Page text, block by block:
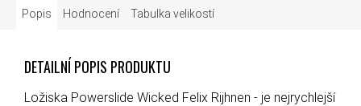
Popis Hodnocení Tabulka velikostí
DETAILNÍ POPIS PRODUKTU
Ložiska Powerslide Wicked Felix Rijhnen - je nejrychlejší